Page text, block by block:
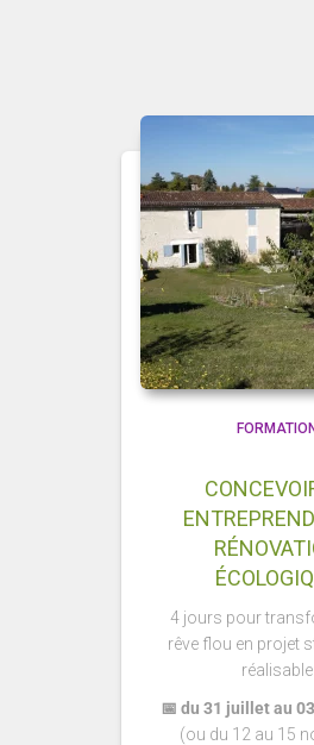
4 jours pour
rêve flou en projet
réalisable
📅 du 31 juillet au
(ou du 12 au 15